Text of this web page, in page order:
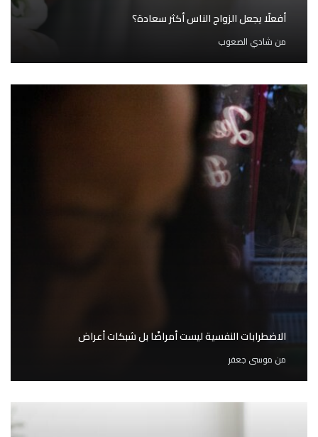
أفعلًا يجعل الزواج الناس أكثر سعادة؟
من شادي الصعوب
الاضطرابات النفسية ليست أمراضًا بل شبكات أعراض
من موسى جعفر